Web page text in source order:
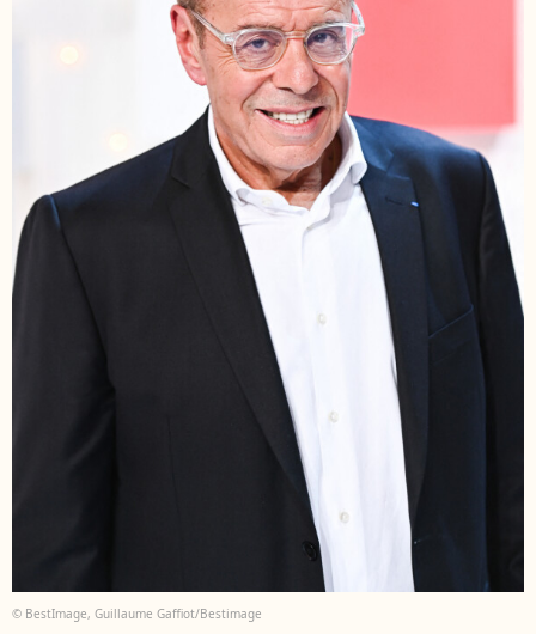
© BestImage, Guillaume Gaffiot/Bestimage